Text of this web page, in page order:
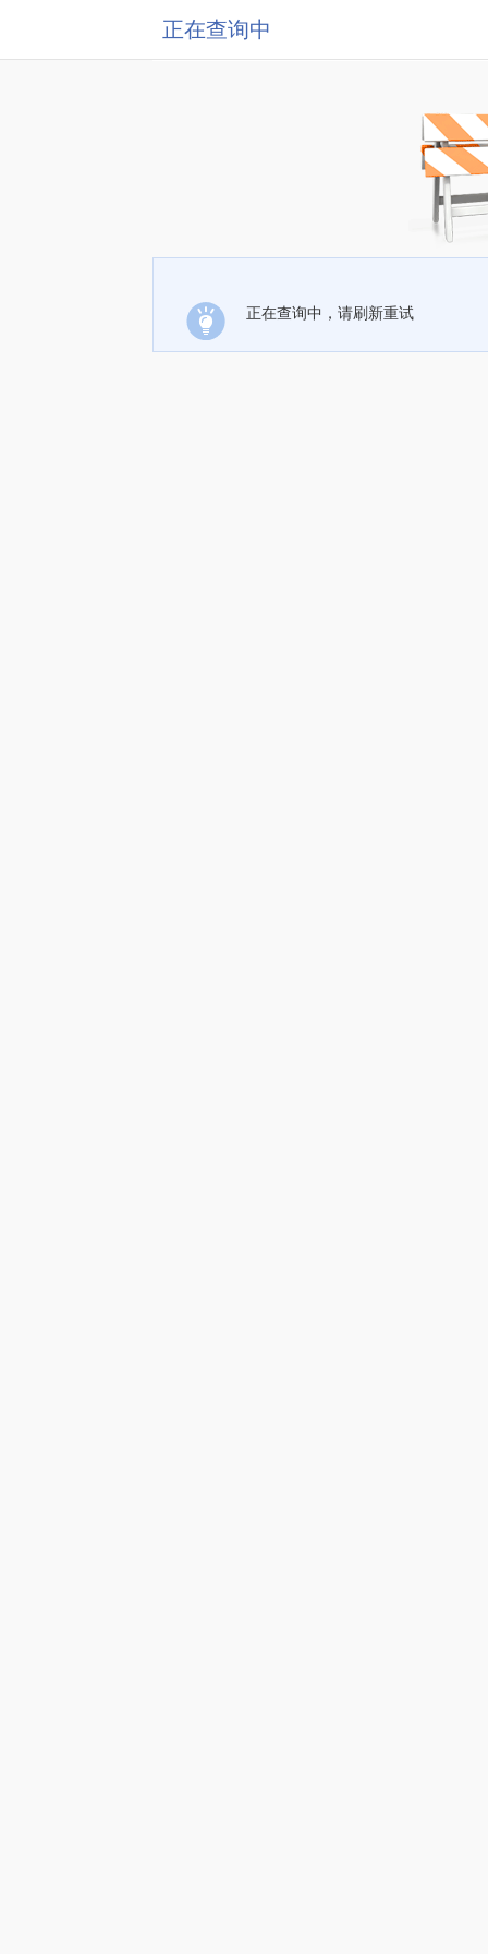
正在查询中
正在查询中，请刷新重试